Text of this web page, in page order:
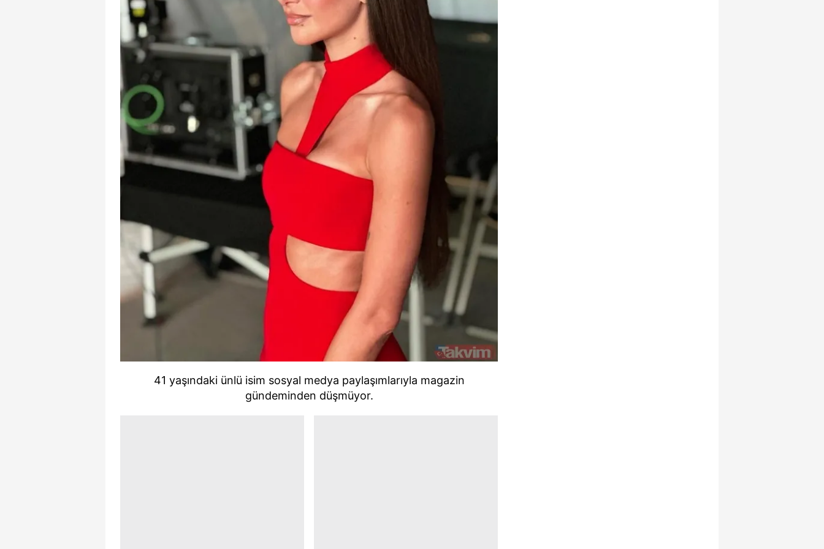
mevzuata uygun olarak kullanılan çerezlerle ilgili bilgi almak için lütfen
41 yaşındaki ünlü isim sosyal medya paylaşımlarıyla magazin
gündeminden düşmüyor.